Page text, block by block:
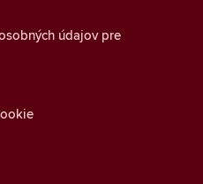
údajov pre